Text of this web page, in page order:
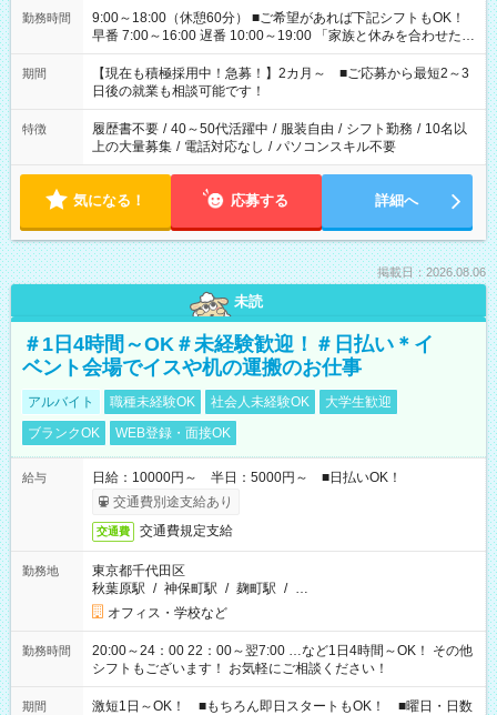
勤務時間
9:00～18:00（休憩60分） ■ご希望があれば下記シフトもOK！
早番 7:00～16:00 遅番 10:00～19:00 「家族と休みを合わせた
い」 「余裕を持って夕飯の準備がしたい」 「できれば残業はし
たくない」 など、ご希望を教えてくださいね。 ※Wワーク希望
の方へ 今ご覧のお仕事で希望する勤務時間と、もう1つのお仕事
の勤務時間。 合計で週40時間を超える場合は応募できません。
期間
【現在も積極採用中！急募！】2カ月～ ■ご応募から最短2～3
日後の就業も相談可能です！
特徴 履歴書不要 / 40～50代活躍中 / 服装自由 / シフト勤務 / 10名以
上の大量募集 / 電話対応なし / パソコンスキル不要
気になる！ 応募する 詳細へ
掲載日：2026.08.06
未読
＃1日4時間～OK＃未経験歓迎！＃日払い＊イ
ベント会場でイスや机の運搬のお仕事
アルバイト 職種未経験OK 社会人未経験OK
大学生歓迎
ブランクOK
WEB登録・面接OK
給与
日給：10000円～ 半日：5000円～ ■日払いOK！
交通費別途支給あり
交通費 交通費規定支給
勤務地
東京都千代田区
秋葉原駅 / 神保町駅 / 麹町駅 / …
オフィス・学校など
勤務時間
20:00～24：00 22：00～翌7:00 …など1日4時間～OK！ その他
シフトもございます！ お気軽にご相談ください！
期間
激短1日～OK！ ■もちろん即日スタートもOK！ ■曜日・日数